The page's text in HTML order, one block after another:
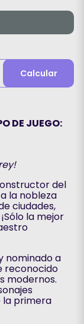
Calcular
DE JUEGO:
del
la nobleza
ciudades,
la mejor
nominado a
reconocido
modernos.
la primera